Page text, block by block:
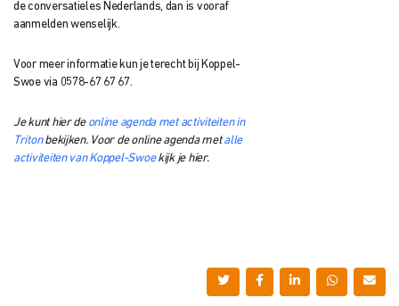
de conversatieles Nederlands, dan is vooraf
aanmelden wenselijk.
Voor meer informatie kun je terecht bij Koppel-
Swoe via 0578-67 67 67.
Je kunt hier de online agenda met activiteiten in
Tritonbekijken. Voor de online agenda metalle
activiteiten van Koppel-Swoekijk je hier.